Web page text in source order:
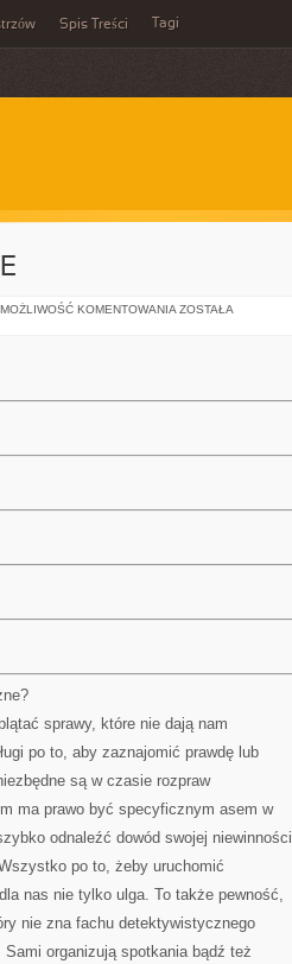
Spis Treści Tagi
MOŻLIWOŚĆ KOMENTOWANIA BIURO
ZOSTAŁA
sprawy, które nie dają nam
po to, aby zaznajomić prawdę lub
są w czasie rozpraw
ma prawo być specyficznym asem w
odnaleźć dowód swojej niewinności
po to, żeby uruchomić
nas nie tylko ulga. To także pewność,
nie zna fachu detektywistycznego
organizują spotkania bądź też